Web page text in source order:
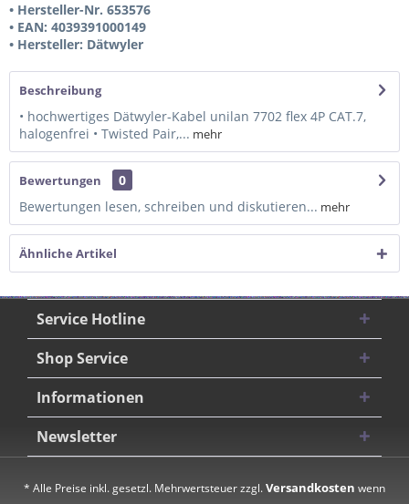
• Hersteller-Nr. 653576
• EAN: 4039391000149
• Hersteller: Dätwyler
Beschreibung
• hochwertiges Dätwyler-Kabel unilan 7702 flex 4P CAT.7,
halogenfrei • Twisted Pair,... mehr
Bewertungen
0
Bewertungen lesen, schreiben und diskutieren... mehr
Ähnliche Artikel
Service Hotline
Shop Service
Informationen
Newsletter
* Alle Preise inkl. gesetzl. Mehrwertsteuer zzgl.Versandkosten wenn